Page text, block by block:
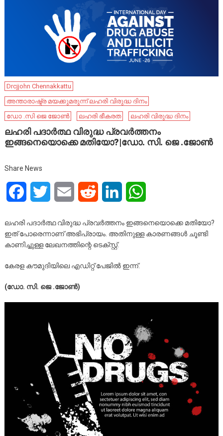
Drcjjohn Chennakkattu
അന്താരാഷ്ട്ര മയക്കുമരുന്ന് ലഹരി വിരുദ്ധ ദിനം
ഡോ .സി ജെ ജോൺ
ലഹരി ഭീകരത ലഹരി വിരുദ്ധ ദിനം
ലഹരി പദാർത്ഥ വിരുദ്ധ പ്രവർത്തനം
ഇങ്ങനെയൊക്കെ മതിയോ?|ഡോ. സി. ജെ .ജോൺ
Share News
FacebookTwitter Email Reddit LinkedIn
ലഹരി പദാർത്ഥ വിരുദ്ധ പ്രവർത്തനം ഇങ്ങനെയൊക്കെ മതിയോ?
ഇത് പോരെന്നാണ് അഭിപ്രായം. അതിനുള്ള കാരണങ്ങൾ ചൂണ്ടി
കാണിച്ചുള്ള ലേഖനത്തിന്റെ ടെക്സ്റ്റ്.
കേരള കൗമുദിയിലെ എഡിറ്റ് പേജിൽ ഇന്ന്.
(ഡോ. സി. ജെ .ജോൺ)